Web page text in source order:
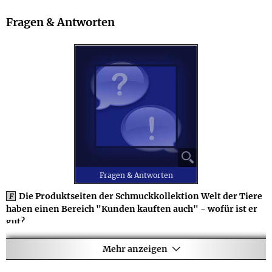
Fragen & Antworten
⚲
Fragen & Antworten
F
Die Produktseiten der Schmuckkollektion Welt der Tiere
haben einen Bereich "Kunden kauften auch" - wofür ist er
gut?
A Im Bereich "Kunden kauften auch" auf den einzelnen
Produktseiten zeigen wir Ihnen auch bei der
Schmuckkollektion Welt der Tiere weitere Artikel, die zu der
Mehr anzeigen